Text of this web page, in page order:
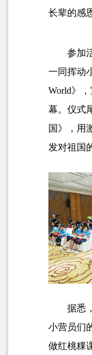
长辈的感
参加
一同挥动
World》
幕。仪式
国》，用
发对祖国
据悉
小营员们
做红桃粿